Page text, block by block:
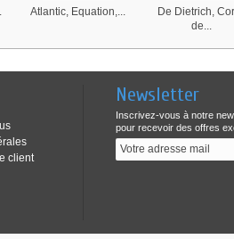
Atlantic, Equation,...
De Dietrich,
de...
client
Newsletter
Inscrivez-vous à notre
pour recevoir des offres